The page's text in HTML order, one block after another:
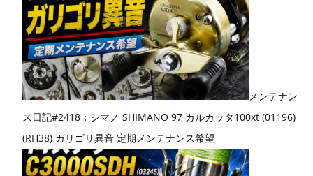
メンテナン
ス日記#2418：シマノ SHIMANO 97 カルカッタ100xt (01196)
(RH38) ガリゴリ異音 定期メンテナンス希望